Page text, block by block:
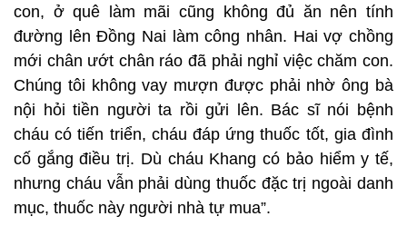
con, ở quê làm mãi cũng không đủ ăn nên tính
đường lên Đồng Nai làm công nhân. Hai vợ chồng
mới chân ướt chân ráo đã phải nghỉ việc chăm con.
Chúng tôi không vay mượn được phải nhờ ông bà
nội hỏi tiền người ta rồi gửi lên. Bác sĩ nói bệnh
cháu có tiến triển, cháu đáp ứng thuốc tốt, gia đình
cố gắng điều trị. Dù cháu Khang có bảo hiểm y tế,
nhưng cháu vẫn phải dùng thuốc đặc trị ngoài danh
mục, thuốc này người nhà tự mua”.